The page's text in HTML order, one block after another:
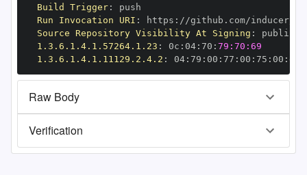
Build Trigger:
Run Invocation URI : https :
Source Repository Visibility At Signing :
1.3.6.1.4.1.57264.1.23 : 0c : 04: 70 : 79:70:69
1.3.6.1.4.1.11129.2.4.2 : 04: 79 : 00 : 77 : 00 : 75 : 00 : dd
Raw Body
Verification